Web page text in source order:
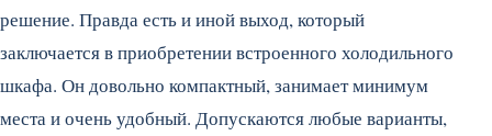
решение. Правда есть и иной выход, который
заключается в приобретении встроенного холодильного
шкафа. Он довольно компактный, занимает минимум
места и очень удобный. Допускаются любые варианты,